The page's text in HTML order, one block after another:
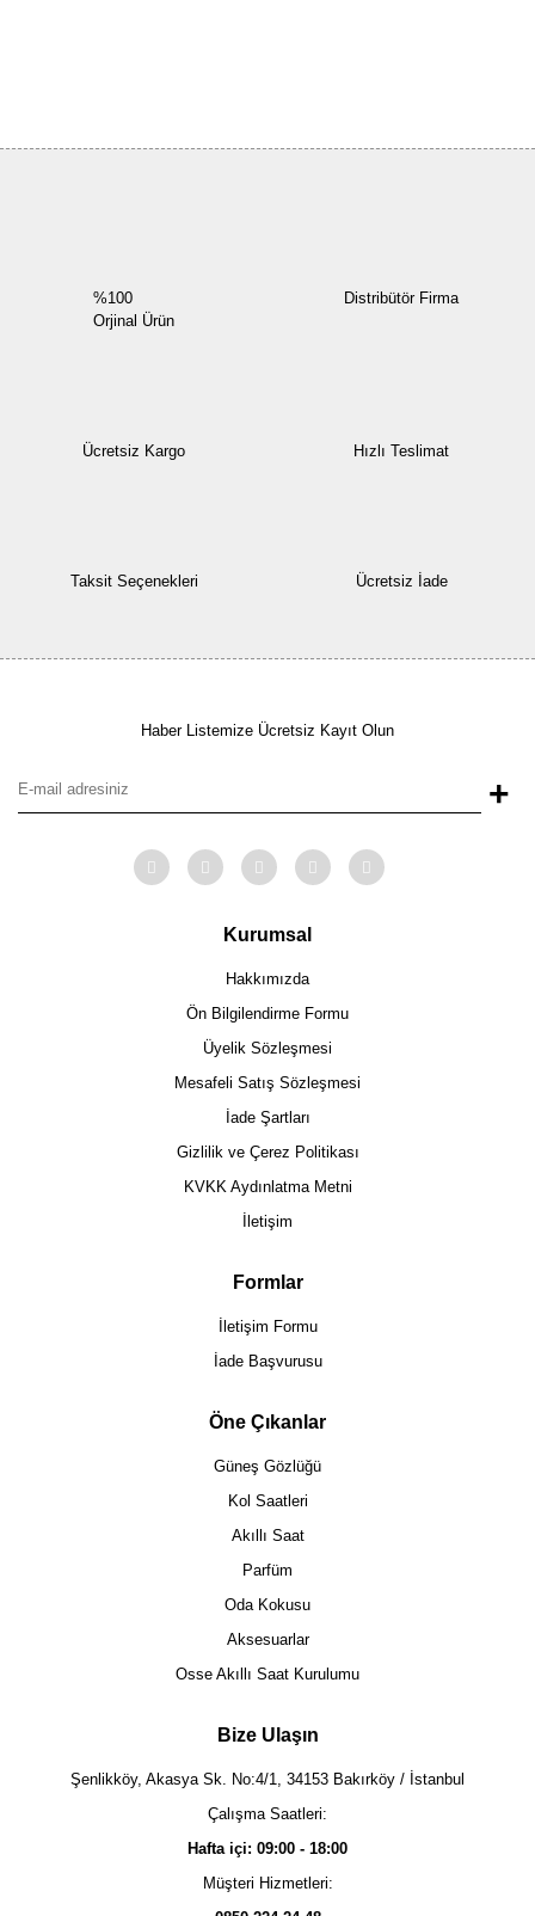
%100
Orjinal Ürün
Distribütör Firma
Ücretsiz Kargo Hızlı Teslimat
Taksit Seçenekleri Ücretsiz İade
Haber Listemize Ücretsiz Kayıt Olun
+
Kurumsal
Hakkımızda
Ön Bilgilendirme Formu
Üyelik Sözleşmesi
Mesafeli Satış Sözleşmesi
İade Şartları
Gizlilik ve Çerez Politikası
KVKK Aydınlatma Metni
İletişim
Formlar
İletişim Formu
İade Başvurusu
Öne Çıkanlar
Güneş Gözlüğü
Kol Saatleri
Akıllı Saat
Parfüm
Oda Kokusu
Aksesuarlar
Osse Akıllı Saat Kurulumu
Bize Ulaşın
Şenlikköy, Akasya Sk. No:4/1, 34153 Bakırköy / İstanbul
Çalışma Saatleri:
Hafta içi: 09:00 - 18:00
Müşteri Hizmetleri: